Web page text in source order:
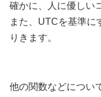
確かに、人に優しい
また、UTCを基準に
りきます。
他の関数などについ